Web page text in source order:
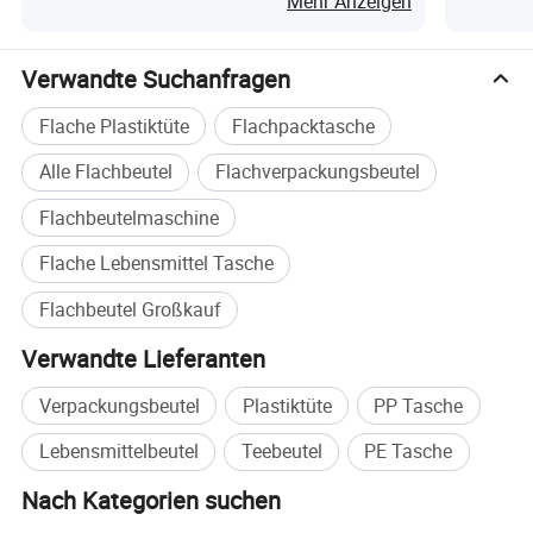
Willkommen bei unserem Besuch
unserer Fabrik und wir mögen unsere
Top-Qualität Tasche mit sehr
wettbewerbsfähigen Preis für Sie zu
produzieren! Vielen Dank, dass Sie uns
jetzt Ihre E-Mail geschickt haben.
Verwandte Suchanfragen
Flache Plastiktüte
Flachpacktasche
Alle Flachbeutel
Flachverpackungsbeutel
Flachbeutelmaschine
Flache Lebensmittel Tasche
Flachbeutel Großkauf
Verwandte Lieferanten
Verpackungsbeutel Plastiktüte
PP Tasche
Lebensmittelbeutel
Teebeutel PE Tasche
Nach Kategorien suchen